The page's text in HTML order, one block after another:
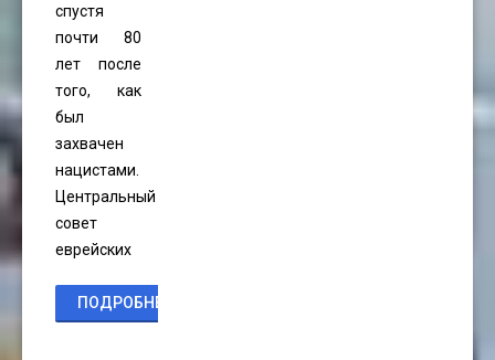
спустя
почти 80
лет после
того, как
был
захвачен
нацистами.
Центральный
совет
еврейских
ПОДРОБНЕЕ...